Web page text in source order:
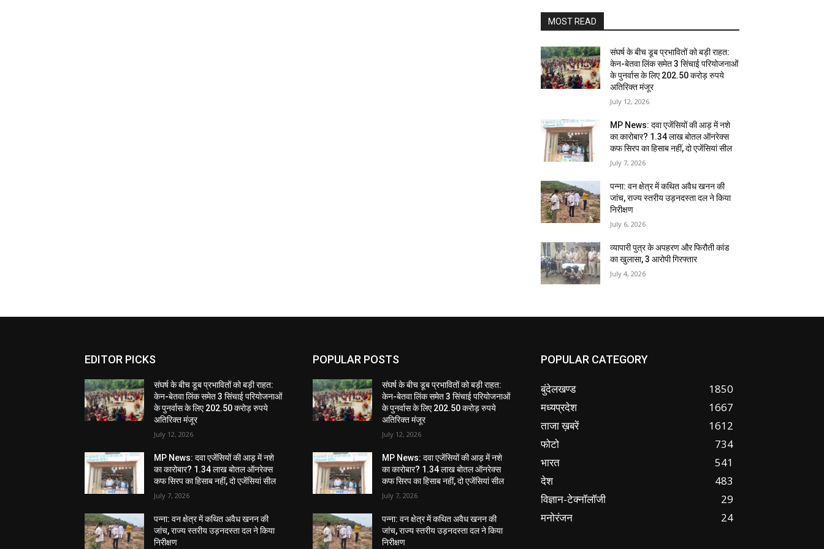
MOST READ
संघर्ष के बीच डूब प्रभावितों को बड़ी राहत:
केन-बेतवा लिंक समेत 3 सिंचाई परियोजनाओं
के पुनर्वास के लिए 202.50 करोड़ रुपये
अतिरिक्त मंजूर
July 12, 2026
MP News: दवा एजेंसियों की आड़ में नशे
का कारोबार? 1.34 लाख बोतल ऑनरेक्स
कफ सिरप का हिसाब नहीं, दो एजेंसियां सील
July 7, 2026
पन्ना: वन क्षेत्र में कथित अवैध खनन की
जांच, राज्य स्तरीय उड़नदस्ता दल ने किया
निरीक्षण
July 6, 2026
व्यापारी पुत्र के अपहरण और फिरौती कांड
का खुलासा, 3 आरोपी गिरफ्तार
July 4, 2026
EDITOR PICKS
संघर्ष के बीच डूब प्रभावितों को बड़ी राहत:
केन-बेतवा लिंक समेत 3 सिंचाई परियोजनाओं
के पुनर्वास के लिए 202.50 करोड़ रुपये
अतिरिक्त मंजूर
July 12, 2026
MP News: दवा एजेंसियों की आड़ में नशे
का कारोबार? 1.34 लाख बोतल ऑनरेक्स
कफ सिरप का हिसाब नहीं, दो एजेंसियां सील
July 7, 2026
पन्ना: वन क्षेत्र में कथित अवैध खनन की
जांच, राज्य स्तरीय उड़नदस्ता दल ने किया
निरीक्षण
POPULAR POSTS
संघर्ष के बीच डूब प्रभावितों को बड़ी राहत:
केन-बेतवा लिंक समेत 3 सिंचाई परियोजनाओं
के पुनर्वास के लिए 202.50 करोड़ रुपये
अतिरिक्त मंजूर
July 12, 2026
MP News: दवा एजेंसियों की आड़ में नशे
का कारोबार? 1.34 लाख बोतल ऑनरेक्स
कफ सिरप का हिसाब नहीं, दो एजेंसियां सील
July 7, 2026
पन्ना: वन क्षेत्र में कथित अवैध खनन की
जांच, राज्य स्तरीय उड़नदस्ता दल ने किया
निरीक्षण
POPULAR CATEGORY
बुंदेलखण्ड
1850
मध्यप्रदेश
1667
ताजा ख़बरें
1612
फोटो
734
भारत
541
देश
483
विज्ञान-टेक्नॉलॉजी
29
मनोरंजन
24